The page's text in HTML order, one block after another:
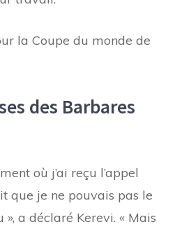
la Coupe du monde de
des Barbares
où j’ai reçu l’appel
que je ne pouvais pas le
a déclaré Kerevi. « Mais